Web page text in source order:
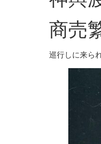
商売
巡行しに来ら